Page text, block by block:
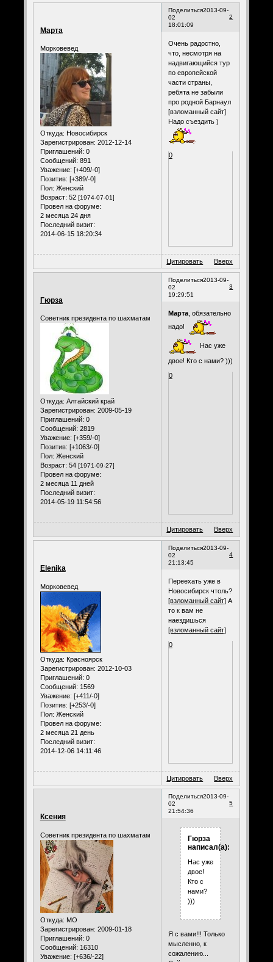
Поделиться
2
2013-09-
02
18:01:09
Марта
Морковевед
Откуда: Новосибирск
Зарегистрирован: 2012-12-14
Приглашений: 0
Сообщений: 891
Уважение: [+409/-0]
Позитив: [+389/-0]
Пол: Женский
Возраст: 52 [1974-07-01]
Провел на форуме:
2 месяца 24 дня
Последний визит:
2014-06-15 18:20:34
Очень радостно,
что, несмотря на
надвигающийся тур
по европейской
части страны,
ребята не забыли
про родной Барнаул
[взломанный сайт]
Надо съездить )
0
Цитировать Вверх
Поделиться
3
2013-09-
02
19:29:51
Гюрза
Советник президента по шахматам
Откуда: Алтайский край
Зарегистрирован: 2009-05-19
Приглашений: 0
Сообщений: 2819
Уважение: [+359/-0]
Позитив: [+1063/-0]
Пол: Женский
Возраст: 54 [1971-09-27]
Провел на форуме:
2 месяца 11 дней
Последний визит:
2014-05-19 11:54:56
Марта, обязательно
надо!
Нас уже
двое! Кто с нами? )))
0
Цитировать Вверх
Поделиться
4
2013-09-
02
21:13:45
Elenika
Морковевед
Откуда: Красноярск
Зарегистрирован: 2012-10-03
Приглашений: 0
Сообщений: 1569
Уважение: [+411/-0]
Позитив: [+253/-0]
Пол: Женский
Провел на форуме:
2 месяца 21 день
Последний визит:
2014-12-06 14:11:46
Переехать уже в
Новосибирск чтоль?
[взломанный сайт]А
то к вам не
наездишься
[взломанный сайт]
0
Цитировать Вверх
Поделиться
5
2013-09-
02
21:54:36
Ксения
Советник президента по шахматам
Откуда: МО
Зарегистрирован: 2009-01-18
Приглашений: 0
Сообщений: 16310
Уважение: [+636/-22]
Гюрза
написал(а):
Нас уже
двое!
Кто с
нами?
)))
Я с вами!!! Только
мысленно, к
сожалению...